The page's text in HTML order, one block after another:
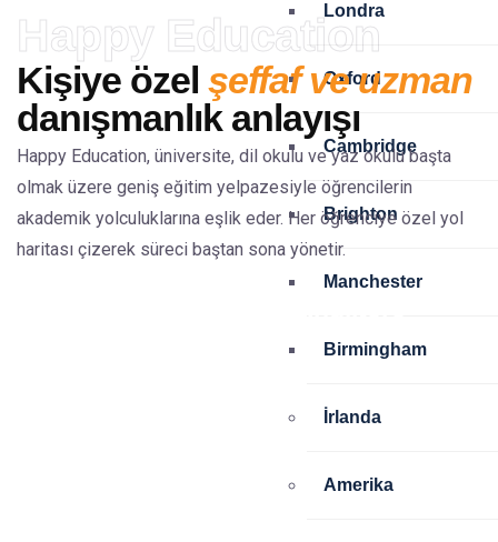
Londra
Oxford
Cambridge
Brighton
Manchester
Birmingham
İrlanda
Amerika
Happy Education
Kişiye özel şeffaf ve uzman
danışmanlık anlayışı
Happy Education, üniversite, dil okulu ve yaz okulu başta
olmak üzere geniş eğitim yelpazesiyle öğrencilerin
akademik yolculuklarına eşlik eder. Her öğrenciye özel yol
haritası çizerek süreci baştan sona yönetir.